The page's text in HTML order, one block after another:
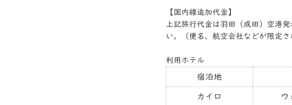
【国内線追加代金】
上記旅行代金は羽田（成田）空港
い。（便名、航空会社などが限定
利用ホテル
宿泊地
カイロ
ウ